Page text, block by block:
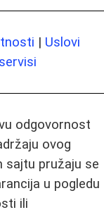
| Uslovi
odgovornost
ovog
sajtu pružaju se
u pogledu
ili